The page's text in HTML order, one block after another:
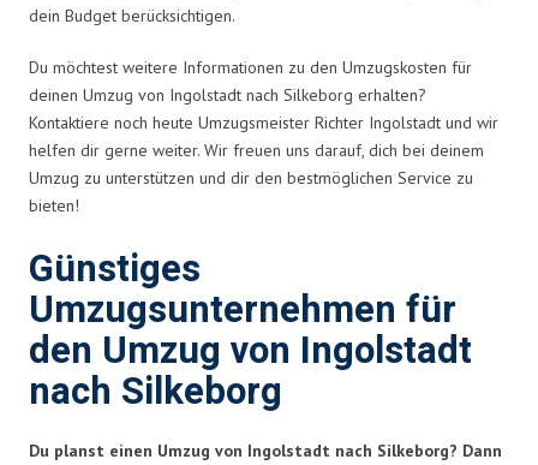
dein Budget berücksichtigen.
Du möchtest weitere Informationen zu den Umzugskosten für
deinen Umzug von Ingolstadt nach Silkeborg erhalten?
Kontaktiere noch heute Umzugsmeister Richter Ingolstadt und wir
helfen dir gerne weiter. Wir freuen uns darauf, dich bei deinem
Umzug zu unterstützen und dir den bestmöglichen Service zu
bieten!
Günstiges
Umzugsunternehmen für
den Umzug von Ingolstadt
nach Silkeborg
Du planst einen Umzug von Ingolstadt nach Silkeborg? Dann